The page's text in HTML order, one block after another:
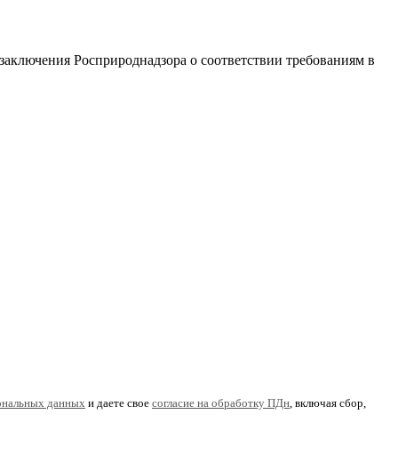
Росприроднадзора о соответствии требованиям в
данных и даете свое согласие на обработку ПДн, включая сбор,